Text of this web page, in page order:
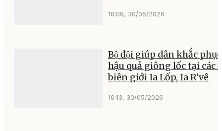
18:08, 30/05/2026
Bộ đội giúp dân khắc phục
hậu quả giông lốc tại các
biên giới Ia Lốp, Ia R’vê
16:13, 30/05/2026